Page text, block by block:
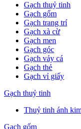
Gạch thuỷ tinh
Gạch gốm
Gạch trang trí
Gạch xà cừ
Gạch men
Gạch góc
Gạch vảy cá
Gạch thẻ
Gạch vỉ giấy
Gạch thuỷ tinh
Thuỷ tinh ánh
Gạch gốm